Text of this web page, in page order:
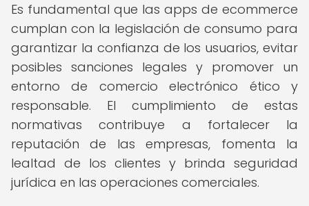
Es fundamental que las apps de ecommerce
cumplan con la legislación de consumo para
garantizar la confianza de los usuarios, evitar
posibles sanciones legales y promover un
entorno de comercio electrónico ético y
responsable. El cumplimiento de estas
normativas contribuye a fortalecer la
reputación de las empresas, fomenta la
lealtad de los clientes y brinda seguridad
jurídica en las operaciones comerciales.